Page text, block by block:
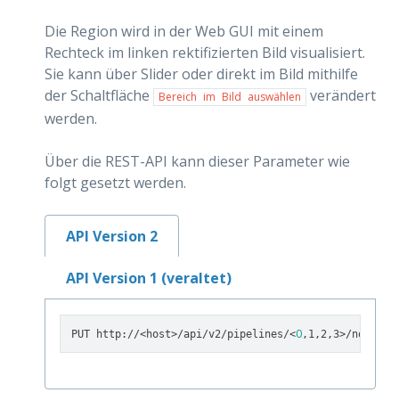
Die Region wird in der Web GUI mit einem
Rechteck im linken rektifizierten Bild visualisiert.
Sie kann über Slider oder direkt im Bild mithilfe
der Schaltfläche
Bereich im Bild auswählen
verändert
werden.
Über die REST-API kann dieser Parameter wie
folgt gesetzt werden.
API Version 2
API Version 1 (veraltet)
PUT http://<host>/api/v2/pipelines/<0,1,2,3>/nodes/